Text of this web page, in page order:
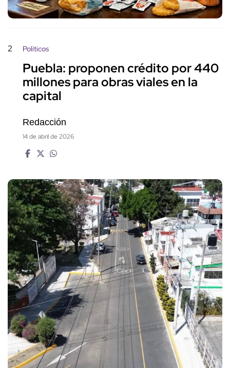
2 Políticos
Puebla: proponen crédito por 440
millones para obras viales en la
capital
Redacción
14 de abril de 2026